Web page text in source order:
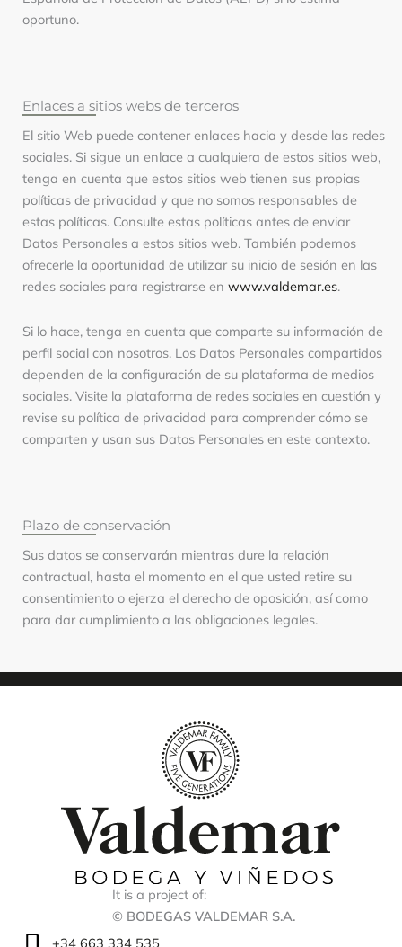
oportuno.
Enlaces a sitios webs de terceros
El sitio Web puede contener enlaces hacia y desde las redes
sociales. Si sigue un enlace a cualquiera de estos sitios web,
tenga en cuenta que estos sitios web tienen sus propias
políticas de privacidad y que no somos responsables de
estas políticas. Consulte estas políticas antes de enviar
Datos Personales a estos sitios web. También podemos
ofrecerle la oportunidad de utilizar su inicio de sesión en las
redes sociales para registrarse en www.valdemar.es.
Si lo hace, tenga en cuenta que comparte su información de
perfil social con nosotros. Los Datos Personales compartidos
dependen de la configuración de su plataforma de medios
sociales. Visite la plataforma de redes sociales en cuestión y
revise su política de privacidad para comprender cómo se
comparten y usan sus Datos Personales en este contexto.
Plazo de conservación
Sus datos se conservarán mientras dure la relación
contractual, hasta el momento en el que usted retire su
consentimiento o ejerza el derecho de oposición, así como
para dar cumplimiento a las obligaciones legales.
It is a project of:
© BODEGAS VALDEMAR S.A.
+34 663 334 535